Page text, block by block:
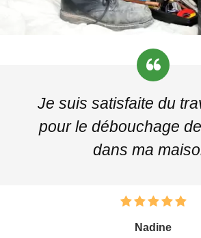
Je suis satisfaite du
pour le débouchage
dans ma
Nadine